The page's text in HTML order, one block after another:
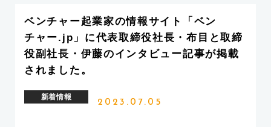
ベンチャー起業家の情報サイト「ベン
チャー.jp」に代表取締役社長・布目と取締
役副社長・伊藤のインタビュー記事が掲載
されました。
新着情報
2023.07.05